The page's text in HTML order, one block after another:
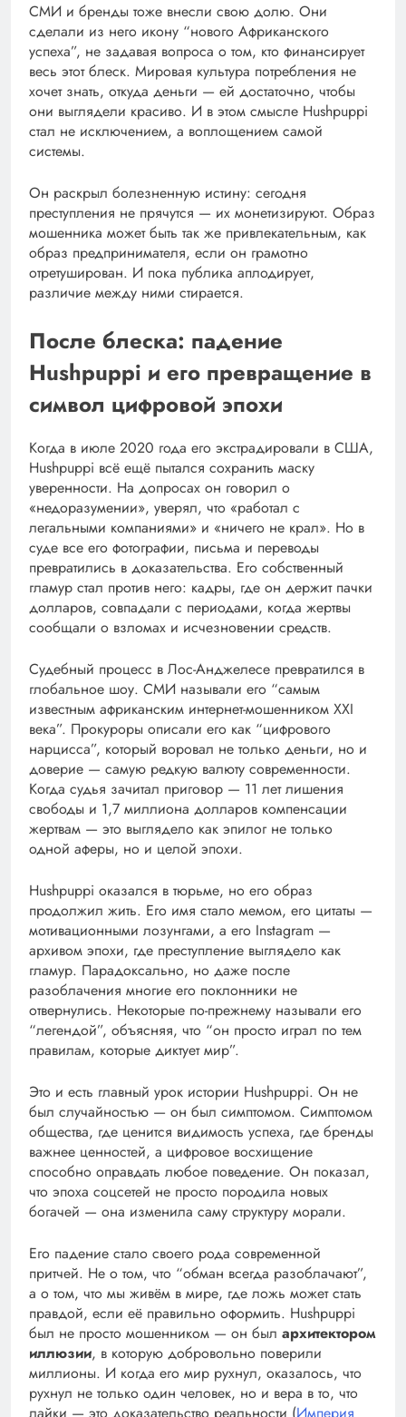
СМИ и бренды тоже внесли свою долю. Они
сделали из него икону “нового Африканского
успеха”, не задавая вопроса о том, кто финансирует
весь этот блеск. Мировая культура потребления не
хочет знать, откуда деньги — ей достаточно, чтобы
они выглядели красиво. И в этом смысле Hushpuppi
стал не исключением, а воплощением самой
системы.
Он раскрыл болезненную истину: сегодня
преступления не прячутся — их монетизируют. Образ
мошенника может быть так же привлекательным, как
образ предпринимателя, если он грамотно
отретуширован. И пока публика аплодирует,
различие между ними стирается.
После блеска: падение
Hushpuppi и его превращение в
символ цифровой эпохи
Когда в июле 2020 года его экстрадировали в США,
Hushpuppi всё ещё пытался сохранить маску
уверенности. На допросах он говорил о
«недоразумении», уверял, что «работал с
легальными компаниями» и «ничего не крал». Но в
суде все его фотографии, письма и переводы
превратились в доказательства. Его собственный
гламур стал против него: кадры, где он держит пачки
долларов, совпадали с периодами, когда жертвы
сообщали о взломах и исчезновении средств.
Судебный процесс в Лос-Анджелесе превратился в
глобальное шоу. СМИ называли его “самым
известным африканским интернет-мошенником XXI
века”. Прокуроры описали его как “цифрового
нарцисса”, который воровал не только деньги, но и
доверие — самую редкую валюту современности.
Когда судья зачитал приговор — 11 лет лишения
свободы и 1,7 миллиона долларов компенсации
жертвам — это выглядело как эпилог не только
одной аферы, но и целой эпохи.
Hushpuppi оказался в тюрьме, но его образ
продолжил жить. Его имя стало мемом, его цитаты —
мотивационными лозунгами, а его Instagram —
архивом эпохи, где преступление выглядело как
гламур. Парадоксально, но даже после
разоблачения многие его поклонники не
отвернулись. Некоторые по-прежнему называли его
“легендой”, объясняя, что “он просто играл по тем
правилам, которые диктует мир”.
Это и есть главный урок истории Hushpuppi. Он не
был случайностью — он был симптомом. Симптомом
общества, где ценится видимость успеха, где бренды
важнее ценностей, а цифровое восхищение
способно оправдать любое поведение. Он показал,
что эпоха соцсетей не просто породила новых
богачей — она изменила саму структуру морали.
Его падение стало своего рода современной
притчей. Не о том, что “обман всегда разоблачают”,
а о том, что мы живём в мире, где ложь может стать
правдой, если её правильно оформить. Hushpuppi
был не просто мошенником — он был архитектором
иллюзии, в которую добровольно поверили
миллионы. И когда его мир рухнул, оказалось, что
рухнул не только один человек, но и вера в то, что